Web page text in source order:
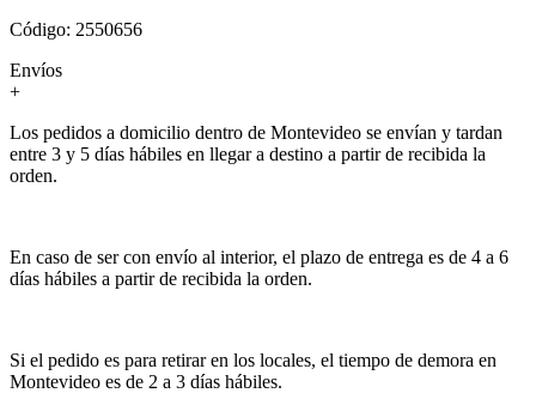
Código: 2550656
Envíos
+
Los pedidos a domicilio dentro de Montevideo se envían y tardan
entre 3 y 5 días hábiles en llegar a destino a partir de recibida la
orden.
En caso de ser con envío al interior, el plazo de entrega es de 4 a 6
días hábiles a partir de recibida la orden.
Si el pedido es para retirar en los locales, el tiempo de demora en
Montevideo es de 2 a 3 días hábiles.